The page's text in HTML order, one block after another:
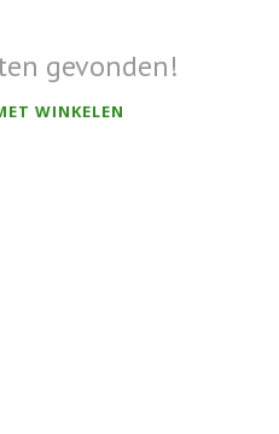
gevonden!
WINKELEN